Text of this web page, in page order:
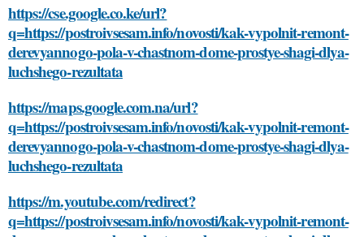
https://cse.google.co.ke/url?
q=https://postroivsesam.info/novosti/kak-vypolnit-remont-
derevyannogo-pola-v-chastnom-dome-prostye-shagi-dlya-
luchshego-rezultata
https://maps.google.com.na/url?
q=https://postroivsesam.info/novosti/kak-vypolnit-remont-
derevyannogo-pola-v-chastnom-dome-prostye-shagi-dlya-
luchshego-rezultata
https://m.youtube.com/redirect?
q=https://postroivsesam.info/novosti/kak-vypolnit-remont-